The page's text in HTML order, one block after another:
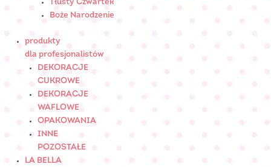
Tłusty Czwartek
Boże Narodzenie
produkty
dla profesjonalistów
DEKORACJE
CUKROWE
DEKORACJE
WAFLOWE
OPAKOWANIA
INNE
POZOSTAŁE
LA BELLA